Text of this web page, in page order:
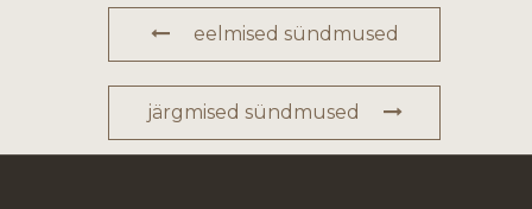
eelmised sündmused
järgmised sündmused